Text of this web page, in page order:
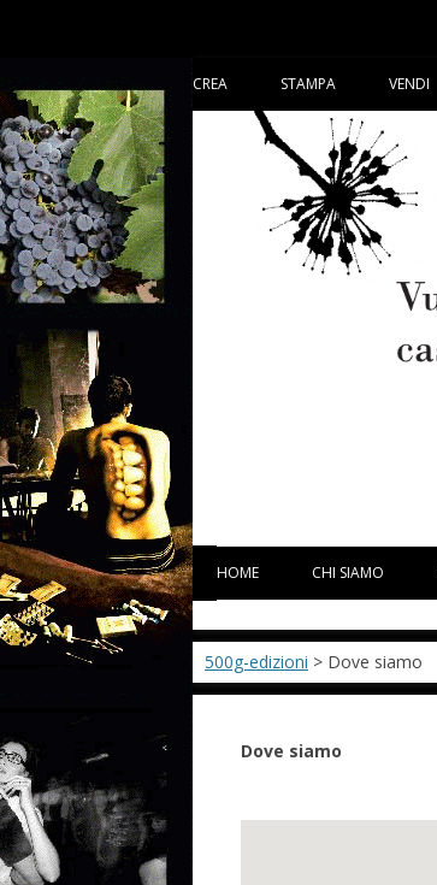
CREA STAMPA VENDI
HOME CHI SIAMO
500g-edizioni > Dove siamo
Dove siamo